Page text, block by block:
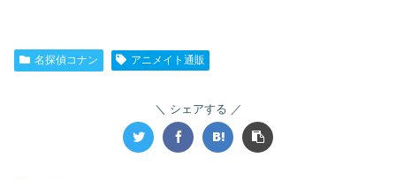
名探偵コナン アニメイト通販
シェアする